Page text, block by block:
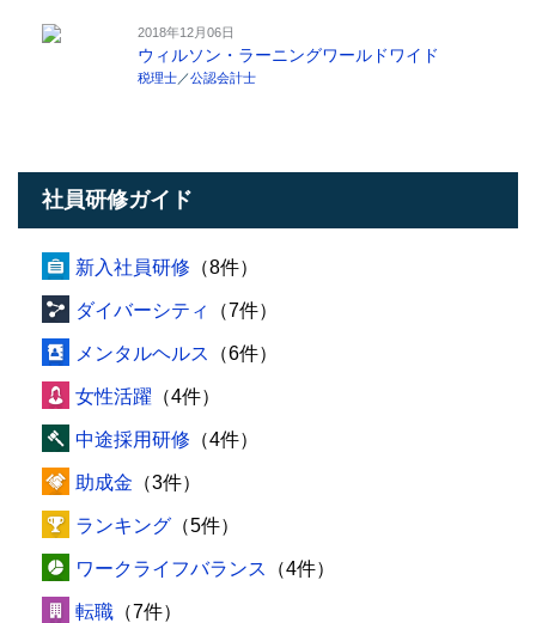
2018年12月06日
ウィルソン・ラーニングワールドワイド
税理士 ／公認会計士
社員研修ガイド
新入社員研修 （8件）
ダイバーシティ （7件）
メンタルヘルス （6件）
女性活躍 （4件）
中途採用研修 （4件）
助成金 （3件）
ランキング （5件）
ワークライフバランス （4件）
転職 （7件）